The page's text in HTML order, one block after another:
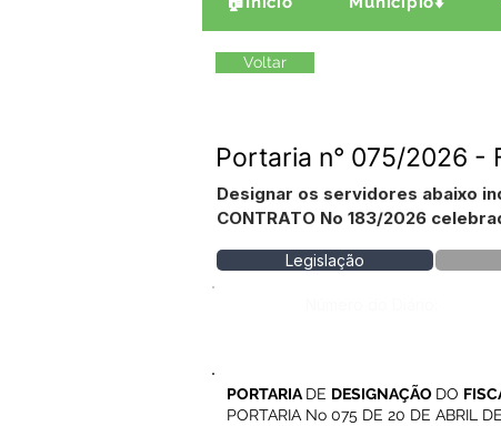
Voltar
Portaria n° 075/2026 -
Designar os servidores abaixo
CONTRATO No 183/2026
Legislação
PORTARIA DE DESIGNAÇÃO DO
PORTARIA No 075 DE 20 DE ABRIL